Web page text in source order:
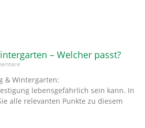
– Welcher passt?
& Wintergarten:
lebensgefährlich sein kann. In
alle relevanten Punkte zu diesem